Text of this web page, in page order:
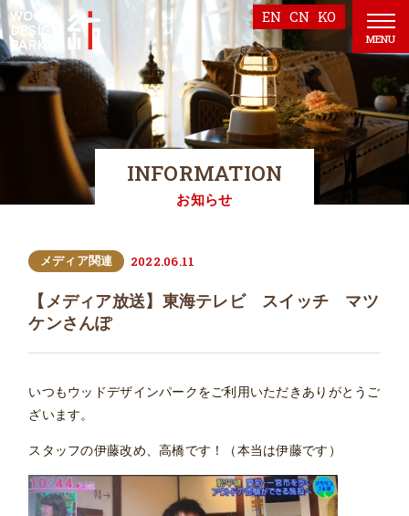
EN CN KO
INFORMATION
お知らせ
メディア関連 2022.06.11
【メディア放送】東海テレビ スイッチ マツ
ケンさんぽ
いつもウッドデザインパークをご利用いただきありがとうご
ざいます。
スタッフの伊藤改め、高橋です！（本当は伊藤です）
MENU